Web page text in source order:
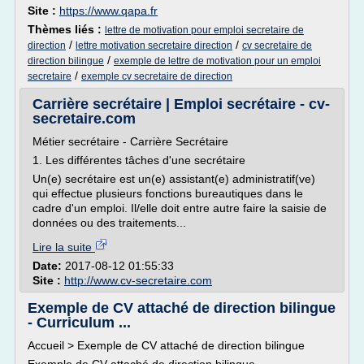
Site : https://www.qapa.fr
Thèmes liés : lettre de motivation pour emploi secretaire de
direction / lettre motivation secretaire direction / cv secretaire de
direction bilingue / exemple de lettre de motivation pour un emploi
secretaire / exemple cv secretaire de direction
Carrière secrétaire | Emploi secrétaire - cv-
secretaire.com
Métier secrétaire - Carrière Secrétaire
1. Les différentes tâches d'une secrétaire
Un(e) secrétaire est un(e) assistant(e) administratif(ve)
qui effectue plusieurs fonctions bureautiques dans le
cadre d'un emploi. Il/elle doit entre autre faire la saisie de
données ou des traitements...
Lire la suite
Date: 2017-08-12 01:55:33
Site : http://www.cv-secretaire.com
Exemple de CV attaché de direction bilingue
- Curriculum ...
Accueil > Exemple de CV attaché de direction bilingue